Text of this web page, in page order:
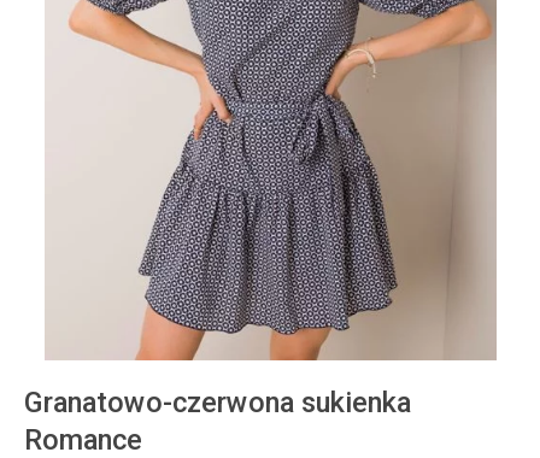
Granatowo-czerwona sukienka
Romance